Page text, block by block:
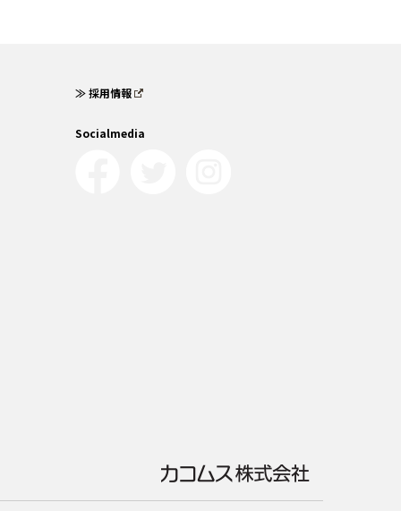
≫ 採用情報
Socialmedia